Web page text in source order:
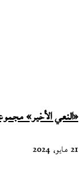
«النعي الأخير»
21 مايو، 2024